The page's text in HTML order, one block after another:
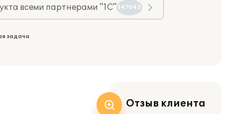
всеми партнерами "1С" 147043
задача
Отзыв клиента